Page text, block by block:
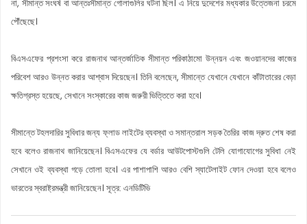
না, সীমান্ত সংঘর্ষ বা আন্তঃসীমান্ত গোলাগুলির ঘটনা ছিল। এ নিয়ে দুদেশের মধ্যকার উত্তেজনা চরমে
পৌঁছেছে।
বিএসএফের প্রশংসা করে রাজনাথ আন্তর্জাতিক সীমান্ত পরিকাঠামো উন্নয়ন এবং জওয়ানদের কাজের
পরিবেশ আরও উন্নত করার আশ্বাস দিয়েছেন। তিনি বলেছেন, সীমান্তে যেখানে যেখানে কাঁটাতারের বেড়া
ক্ষতিগ্রস্ত হয়েছে, সেখানে সংস্কারের কাজ জরুরী ভিত্তিতে করা হবে।
সীমান্তে টহলদারির সুবিধার জন্য ফ্লাড লাইটের ব্যবস্থা ও সমান্তরাল সড়ক তৈরির কাজ দ্রুত শেষ করা
হবে বলেও রাজনাথ জানিয়েছেন। বিএসএফের যে বর্ডার আউটপোস্টগুলি টেলি যোগাযোগের সুবিধা নেই
সেখানে ওই ব্যবস্থা গড়ে তোলা হবে। এর পাশাপাশি আরও বেশি স্যাটেলাইট ফোন দেওয়া হবে বলেও
ভারতের স্বরাষ্ট্রমন্ত্রী জানিয়েছেন। সূত্র: এনডিটিভি